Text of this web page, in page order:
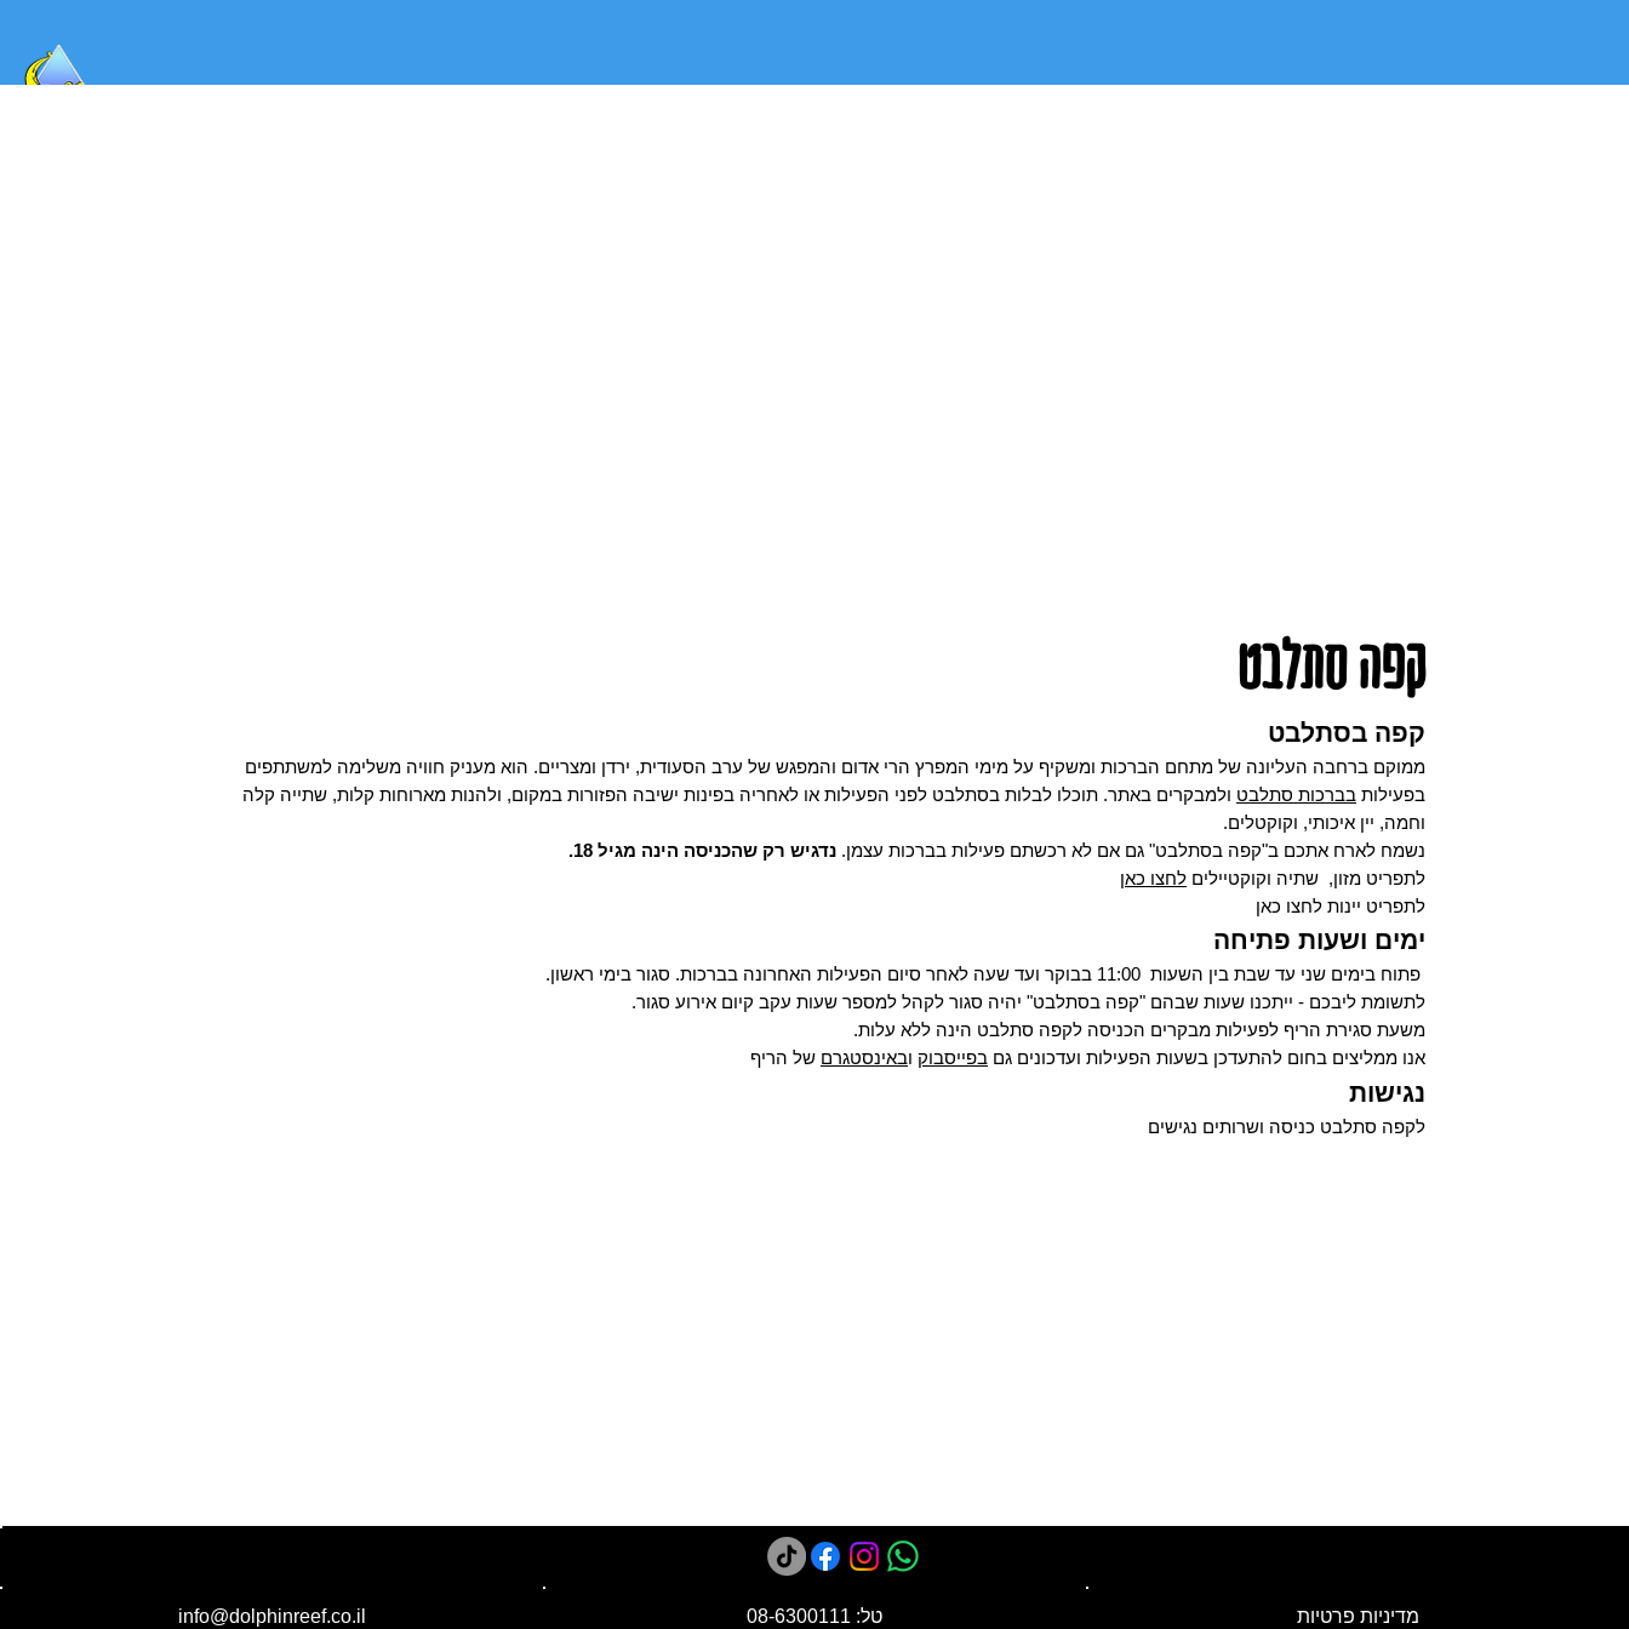
קפה סתלבט
קפה בסתלבט
ממוקם ברחבה העליונה של מתחם הברכות ומשקיף על מימי המפרץ הרי אדום והמפגש של ערב הסעודית, ירדן ומצריים. הוא מעניק חוויה משלימה למשתתפים
בפעילות בברכות סתלבט ולמבקרים באתר. תוכלו לבלות בסתלבט לפני הפעילות או לאחריה בפינות ישיבה הפזורות במקום, ולהנות מארוחות קלות, שתייה קלה
וחמה, יין איכותי, וקוקטלים.
נשמח לארח אתכם ב"קפה בסתלבט" גם אם לא רכשתם פעילות בברכות עצמן. נדגיש רק שהכניסה הינה מגיל 18.
לתפריט מזון, שתיה וקוקטיילים לחצו כאן
לתפריט יינות לחצו כאן
ימים ושעות פתיחה
פתוח בימים שני עד שבת בין השעות 11:00 בבוקר ועד שעה לאחר סיום הפעילות האחרונה בברכות. סגור בימי ראשון.
לתשומת ליבכם - ייתכנו שעות שבהם "קפה בסתלבט" יהיה סגור לקהל למספר שעות עקב קיום אירוע סגור.
משעת סגירת הריף לפעילות מבקרים הכניסה לקפה סתלבט הינה ללא עלות.
אנו ממליצים בחום להתעדכן בשעות הפעילות ועדכונים גם בפייסבוק ובאינסטגרם של הריף
נגישות
לקפה סתלבט כניסה ושרותים נגישים
מדיניות פרטיות טל: 08-6300111 info@dolphinreef.co.il